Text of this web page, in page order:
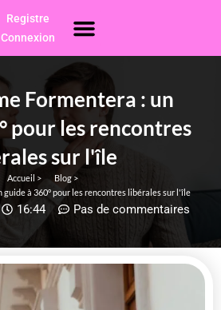
Menu
Registre
Connexion
Formentera : un
pour les rencontres
sur l'île
Accueil >
Blog >
guide à 360° pour les rencontres libérales sur l'île
16:44 Pas de commentaires